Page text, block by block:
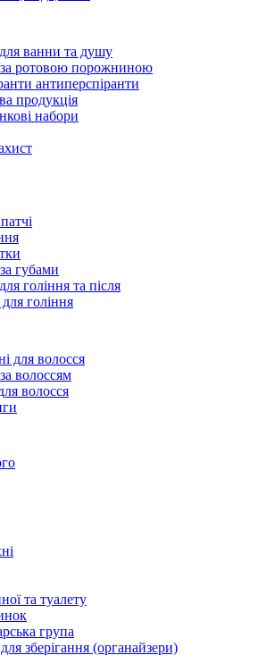
ванни та душу
ротовою порожниною
антиперспіранти
продукція
набори
губами
гоління та після
гоління
для волосся
волоссям
волосся
та туалету
група
зберігання (органайзери)